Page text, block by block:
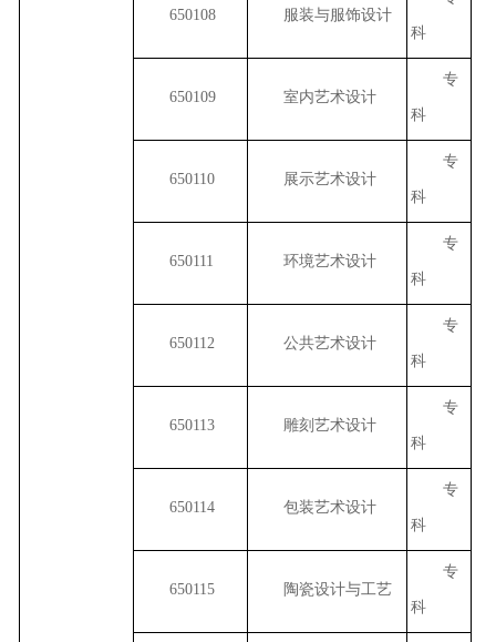
650108 服装与服饰设计
科
650109 室内艺术设计
专
科
650110 展示艺术设计
专
科
650111 环境艺术设计
专
科
650112 公共艺术设计
专
科
650113 雕刻艺术设计
专
科
650114 包装艺术设计
专
科
650115 陶瓷设计与工艺
专
科